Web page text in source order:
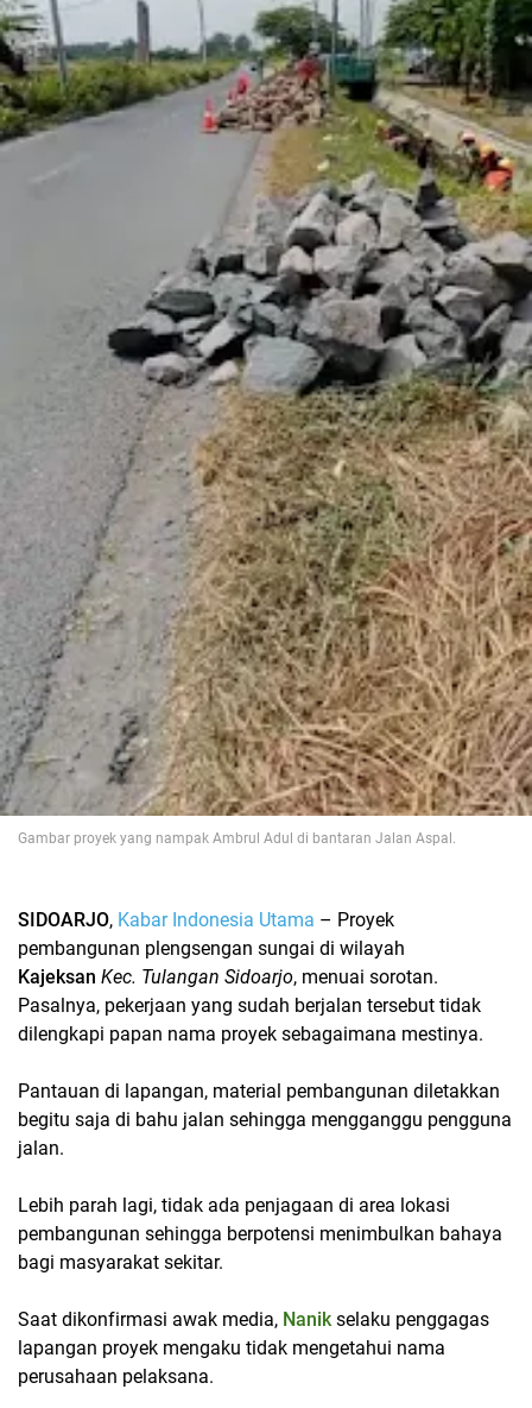
Gambar proyek yang nampak Ambrul Adul di bantaran Jalan Aspal.
SIDOARJO, Kabar Indonesia Utama – Proyek
pembangunan plengsengan sungai di wilayah
Kajeksan Kec. Tulangan Sidoarjo, menuai sorotan.
Pasalnya, pekerjaan yang sudah berjalan tersebut tidak
dilengkapi papan nama proyek sebagaimana mestinya.
Pantauan di lapangan, material pembangunan diletakkan
begitu saja di bahu jalan sehingga mengganggu pengguna
jalan.
Lebih parah lagi, tidak ada penjagaan di area lokasi
pembangunan sehingga berpotensi menimbulkan bahaya
bagi masyarakat sekitar.
Saat dikonfirmasi awak media, Nanikselaku penggagas
lapangan proyek mengaku tidak mengetahui nama
perusahaan pelaksana.